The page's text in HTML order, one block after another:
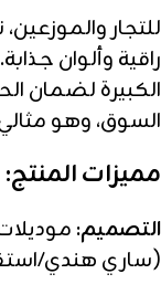
للتجار
راقية وألوان
الكبيرة لضمان
السوق، وهو
مميزات المنتج:
التصميم:
(ساري هندي/